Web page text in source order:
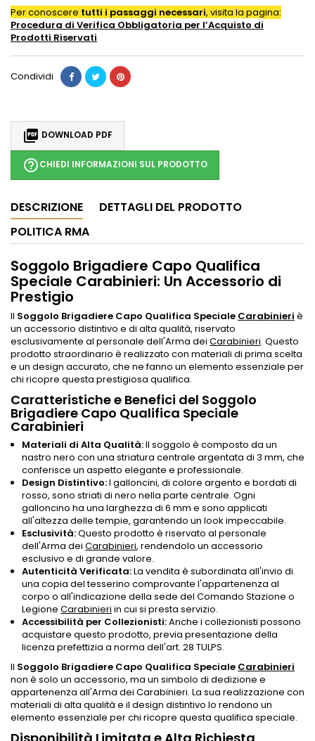
Per conoscere tutti i passaggi necessari, visita la pagina:
Procedura di Verifica Obbligatoria per l’Acquisto di
Prodotti Riservati
Condividi
 DOWNLOAD PDF
help_outlineCHIEDI INFORMAZIONI SUL PRODOTTO
DESCRIZIONE
DETTAGLI DEL PRODOTTO
POLITICA RMA
Soggolo Brigadiere Capo Qualifica
Speciale Carabinieri: Un Accessorio di
Prestigio
Il Soggolo Brigadiere Capo Qualifica Speciale Carabinieri è
un accessorio distintivo e di alta qualità, riservato
esclusivamente al personale dell'Arma dei Carabinieri. Questo
prodotto straordinario è realizzato con materiali di prima scelta
e un design accurato, che ne fanno un elemento essenziale per
chi ricopre questa prestigiosa qualifica.
Caratteristiche e Benefici del Soggolo
Brigadiere Capo Qualifica Speciale
Carabinieri
Materiali di Alta Qualità:Il soggolo è composto da un
nastro nero con una striatura centrale argentata di 3 mm, che
conferisce un aspetto elegante e professionale.
Design Distintivo:I galloncini, di colore argento e bordati di
rosso, sono striati di nero nella parte centrale. Ogni
galloncino ha una larghezza di 6 mm e sono applicati
all'altezza delle tempie, garantendo un look impeccabile.
Esclusività:Questo prodotto è riservato al personale
dell'Arma dei Carabinieri, rendendolo un accessorio
esclusivo e di grande valore.
Autenticità Verificata:La vendita è subordinata all'invio di
una copia del tesserino comprovante l'appartenenza al
corpo o all'indicazione della sede del Comando Stazione o
Legione Carabinieri in cui si presta servizio.
Accessibilità per Collezionisti:Anche i collezionisti possono
acquistare questo prodotto, previa presentazione della
licenza prefettizia a norma dell'art. 28 TULPS.
Il Soggolo Brigadiere Capo Qualifica Speciale Carabinieri
non è solo un accessorio, ma un simbolo di dedizione e
appartenenza all'Arma dei Carabinieri. La sua realizzazione con
materiali di alta qualità e il design distintivo lo rendono un
elemento essenziale per chi ricopre questa qualifica speciale.